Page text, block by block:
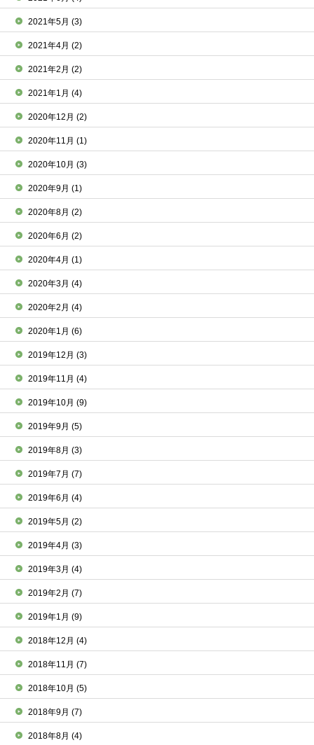
2021年5月(3)
2021年4月(2)
2021年2月(2)
2021年1月(4)
2020年12月(2)
2020年11月(1)
2020年10月(3)
2020年9月(1)
2020年8月(2)
2020年6月(2)
2020年4月(1)
2020年3月(4)
2020年2月(4)
2020年1月(6)
2019年12月(3)
2019年11月(4)
2019年10月(9)
2019年9月(5)
2019年8月(3)
2019年7月(7)
2019年6月(4)
2019年5月(2)
2019年4月(3)
2019年3月(4)
2019年2月(7)
2019年1月(9)
2018年12月(4)
2018年11月(7)
2018年10月(5)
2018年9月(7)
2018年8月(4)